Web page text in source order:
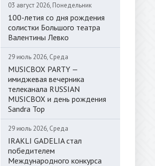
03 август 2026, Понедельник
100-летия со дня рождения
солистки Большого театра
Валентины Левко
29 июль 2026, Среда
MUSICBOX PARTY —
имиджевая вечерника
телеканала RUSSIAN
MUSICBOX и день рождения
Sandra Top
29 июль 2026, Среда
IRAKLI GADELIA стал
победителем
Международного конкурса